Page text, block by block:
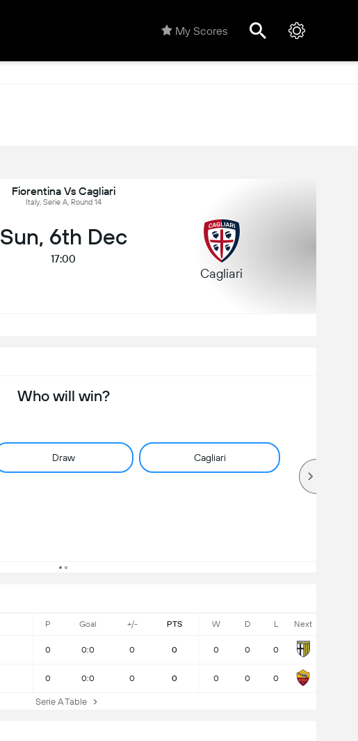
My Scores
Fiorentina Vs Cagliari
Italy, Serie A, Round 14
Sun, 6th Dec
17:00
Cagliari
Who will win?
Draw Cagliari
P Goal +/- PTS W D L Next
0 0:0 0 0 0 0 0
0 0:0 0 0 0 0 0
Serie A Table